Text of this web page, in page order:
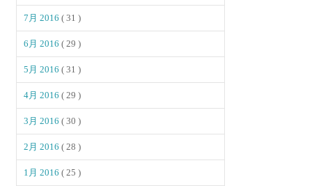
7月 2016( 31 )
6月 2016( 29 )
5月 2016( 31 )
4月 2016( 29 )
3月 2016( 30 )
2月 2016( 28 )
1月 2016( 25 )